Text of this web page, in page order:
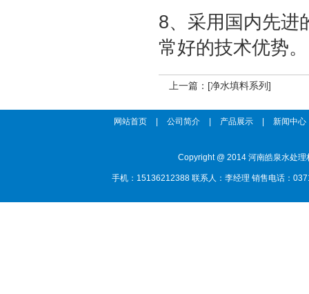
8、采用国内先进
常好的技术优势。
上一篇： [净水填料系列]
网站首页 公司简介 产品展示 新闻中心
Copyright @ 2014 河南皓泉水处
手机：15136212388 联系人：李经理 销售电话：